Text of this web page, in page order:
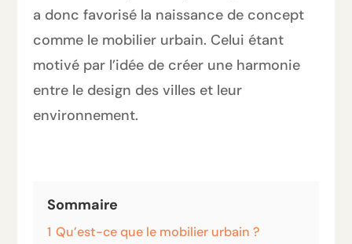
a donc favorisé la naissance de concept
comme le mobilier urbain. Celui étant
motivé par l’idée de créer une harmonie
entre le design des villes et leur
environnement.
Sommaire
1 Qu’est-ce que le mobilier urbain ?